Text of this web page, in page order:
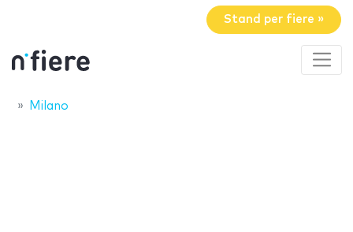
Stand per fiere »
Milano